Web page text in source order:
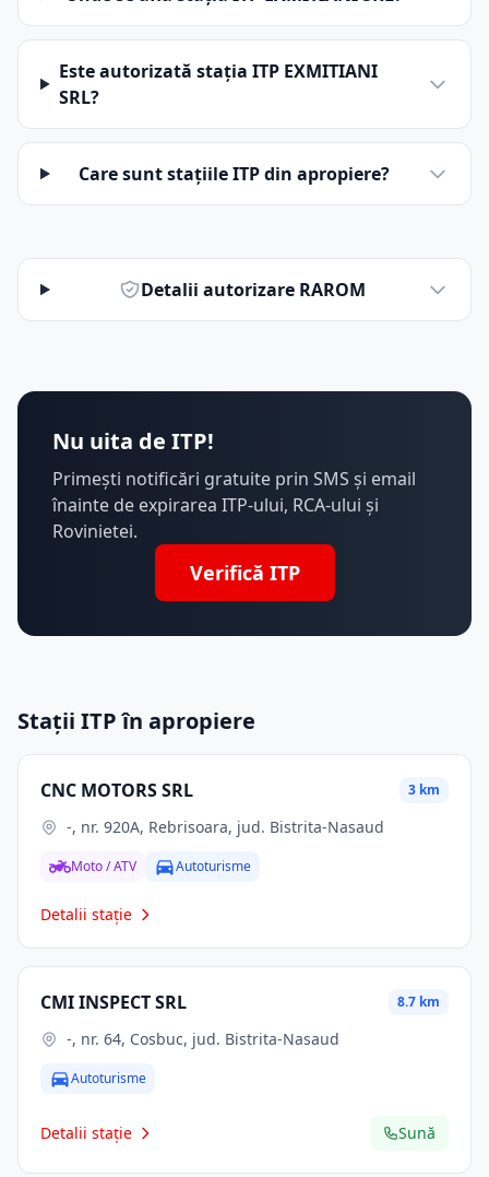
Este autorizată stația ITP EXMITIANI
SRL?
Care sunt stațiile ITP din apropiere?
Detalii autorizare RAROM
Nu uita de ITP!
Primești notificări gratuite prin SMS și email
înainte de expirarea ITP-ului, RCA-ului și
Rovinietei.
Verifică ITP
Stații ITP în apropiere
CNC MOTORS SRL 3 km
-, nr. 920A, Rebrisoara, jud. Bistrita-Nasaud
Moto / ATV Autoturisme
Detalii stație
CMI INSPECT SRL 8.7 km
-, nr. 64, Cosbuc, jud. Bistrita-Nasaud
Autoturisme
Detalii stație Sună